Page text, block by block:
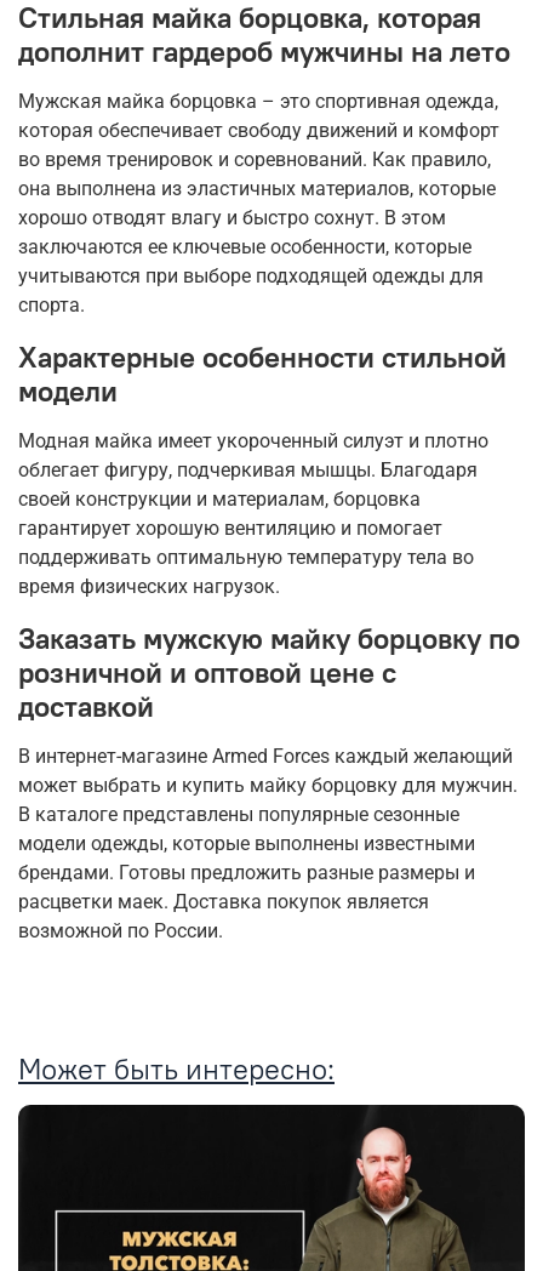
Стильная майка борцовка, которая
дополнит гардероб мужчины на лето
Мужская майка борцовка – это спортивная одежда,
которая обеспечивает свободу движений и комфорт
во время тренировок и соревнований. Как правило,
она выполнена из эластичных материалов, которые
хорошо отводят влагу и быстро сохнут. В этом
заключаются ее ключевые особенности, которые
учитываются при выборе подходящей одежды для
спорта.
Характерные особенности стильной
модели
Модная майка имеет укороченный силуэт и плотно
облегает фигуру, подчеркивая мышцы. Благодаря
своей конструкции и материалам, борцовка
гарантирует хорошую вентиляцию и помогает
поддерживать оптимальную температуру тела во
время физических нагрузок.
Заказать мужскую майку борцовку по
розничной и оптовой цене с
доставкой
В интернет-магазине Armed Forces каждый желающий
может выбрать и купить майку борцовку для мужчин.
В каталоге представлены популярные сезонные
модели одежды, которые выполнены известными
брендами. Готовы предложить разные размеры и
расцветки маек. Доставка покупок является
возможной по России.
Может быть интересно: